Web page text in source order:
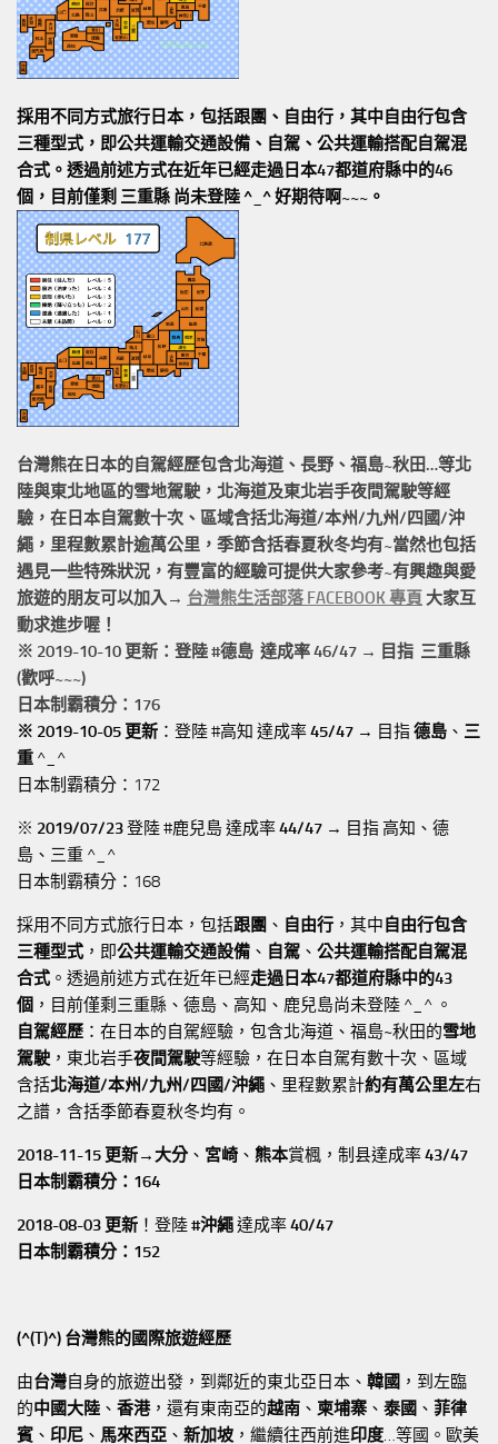
採用不同方式旅行日本，包括跟團、自由行，其中自由行包含
三種型式，即公共運輸交通設備、自駕、公共運輸搭配自駕混
合式。透過前述方式在近年已經走過日本47都道府縣中的46
個，目前僅剩 三重縣 尚未登陸 ^_^ 好期待啊~~~。
台灣熊在日本的 自駕經歷包含北海道、長野、福島~秋田…等北
陸與東北地區的雪地駕駛 ，北海道及東北岩手夜間駕駛等經
驗，在日本自駕數十次、區域含括北海道/本州/九州/四國/沖
繩， 里程數累計逾萬公里 ，季節含括春夏秋冬均有~當然也包括
遇見一些特殊狀況，有豐富的經驗可提供大家參考~有興趣與愛
旅遊的朋友可以加入→ 台灣熊生活部落 FACEBOOK 專頁 大家互
動求進步喔！
※ 2019-10-10 更新：登陸 #德島 達成率 46/47 → 目指 三重縣
(歡呼~~~)
日本制霸積分：176
※ 2019-10-05 更新 ：登陸 #高知 達成率45/47 → 目指德島 、 三
重 ^_^
日本制霸積分：172
※ 2019/07/23登陸 #鹿兒島 達成率44/47 → 目指 高知、德
島、三重 ^_^
日本制霸積分：168
採用不同方式旅行日本，包括跟團 、 自由行 ，其中 自由行包含
三種型式 ，即公共運輸交通設備 、 自駕 、 公共運輸搭配自駕混
合式 。透過前述方式在近年已經走過日本47都道府縣中的43
個 ，目前僅剩三重縣、德島、高知、鹿兒島尚未登陸 ^_^ 。
自駕經歷 ：在日本的自駕經驗，包含北海道、福島~秋田的雪地
駕駛 ，東北岩手夜間駕駛等經驗，在日本自駕有數十次、區域
含括北海道/本州/九州/四國/沖繩 、里程數累計約有萬公里左右
之譜，含括季節春夏秋冬均有。
2018-11-15 更新→ 大分、 宮崎 、 熊本賞楓，制县達成率43/47
日本制霸積分：164
2018-08-03 更新 ！登陸#沖繩達成率40/47
日本制霸積分：152
(^(T)^) 台灣熊的國際旅遊經歷
由台灣自身的旅遊出發，到鄰近的東北亞日本、 韓國 ，到左臨
的中國大陸 、 香港，還有東南亞的越南 、 柬埔寨 、 泰國 、 菲律
賓 、 印尼 、 馬來西亞 、 新加坡 ，繼續往西前進印度…等國。歐美